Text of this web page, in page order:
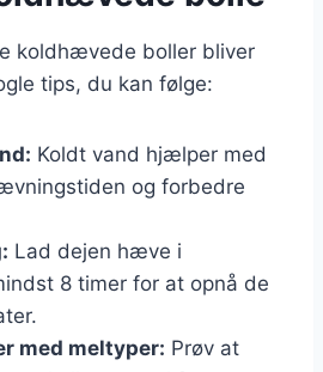
koldhævede boller bliver
tips, du kan følge:
Koldt vand hjælper med
og forbedre
Lad dejen hæve i
8 timer for at opnå de
med meltyper: Prøv at